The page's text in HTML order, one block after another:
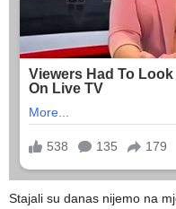
Stajali su danas nijemo na